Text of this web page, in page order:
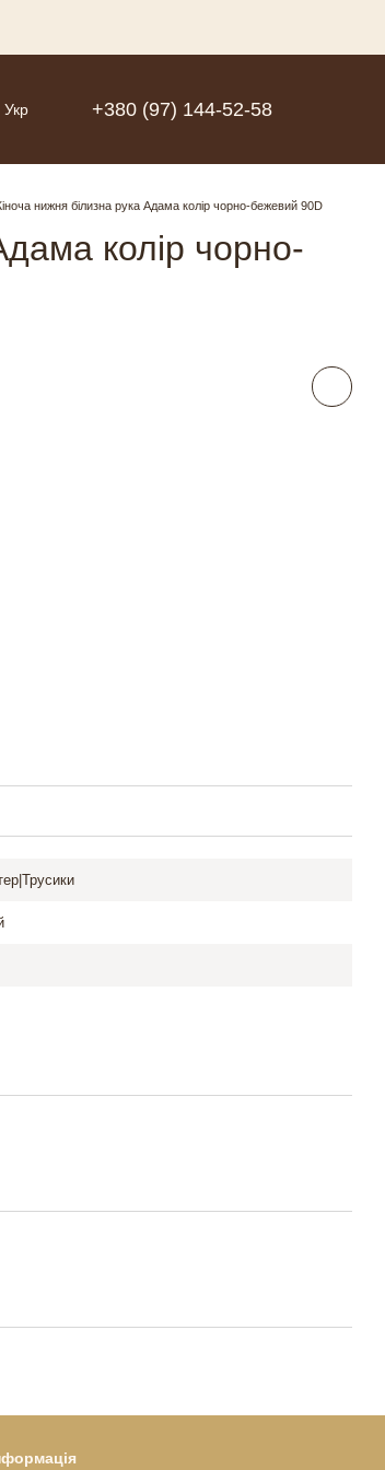
Укр +380 (97) 144-52-58
нижня білизна рука Адама колір чорно-бежевий 90D
колір чорно-